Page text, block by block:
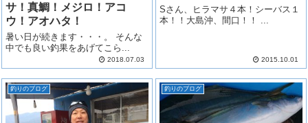
サ！真鯛！メジロ！アコ
ウ！アオハタ！
暑い日が続きます・・・。 そんな
中でも良い釣果をあげてこら...
2018.07.03
Sさん、ヒラマサ４本！シーバス１
2015.10.01
釣りのブログ 釣りのブログ